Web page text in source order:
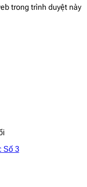
trong trình duyệt này
Số 3